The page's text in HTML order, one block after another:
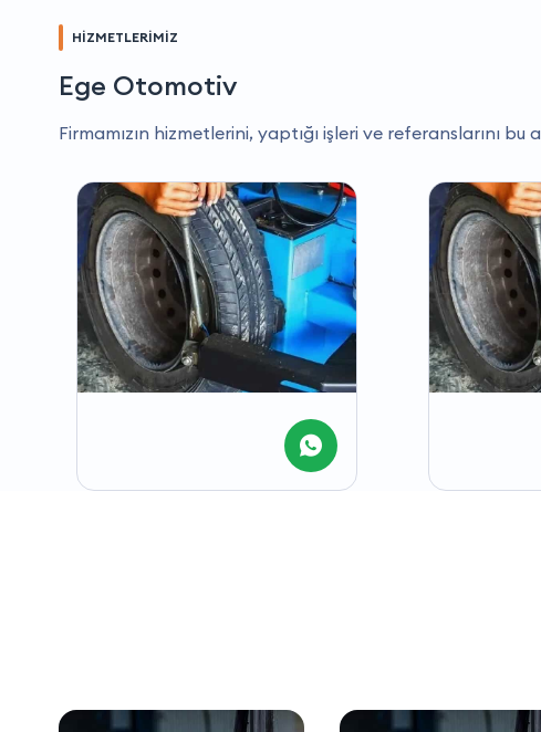
HİZMETLERİMİZ
Ege Otomotiv
Firmamızın hizmetlerini, yaptığı işleri ve referanslarını